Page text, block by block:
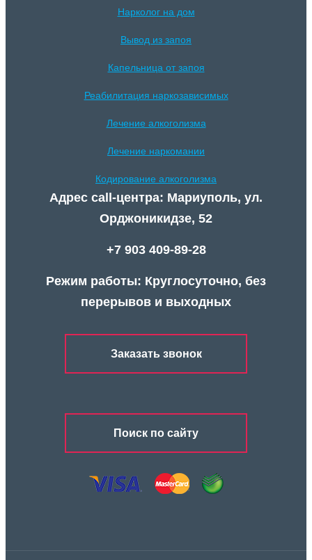
Нарколог на дом
Вывод из запоя
Капельница от запоя
Реабилитация наркозависимых
Лечение алкоголизма
Лечение наркомании
Кодирование алкоголизма
Адрес call-центра: Мариуполь, ул.
Орджоникидзе, 52
+7 903 409-89-28
Режим работы: Круглосуточно, без
перерывов и выходных
Заказать звонок
Поиск по сайту